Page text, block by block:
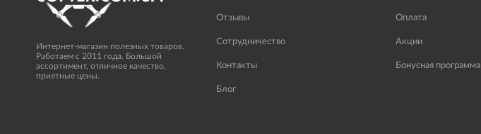
Интернет-магазин полезных товаров.
Работаем с 2011 года. Большой
ассортимент, отличное качество,
приятные цены.
Отзывы
Сотрудничество
Контакты
Блог
Оплата
Акции
Бонусная программа